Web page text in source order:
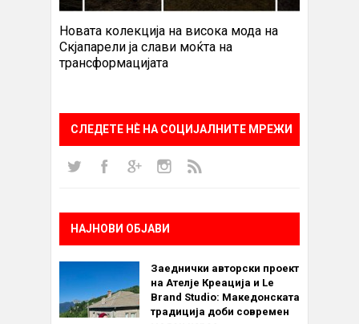
Новата колекција на висока мода на
Скјапарели ја слави моќта на
трансформацијата
СЛЕДЕТЕ НÈ НА СОЦИЈАЛНИТЕ МРЕЖИ
НАЈНОВИ ОБЈАВИ
Заеднички авторски проект
на Ателје Креација и Le
Brand Studio: Македонската
традиција доби современ